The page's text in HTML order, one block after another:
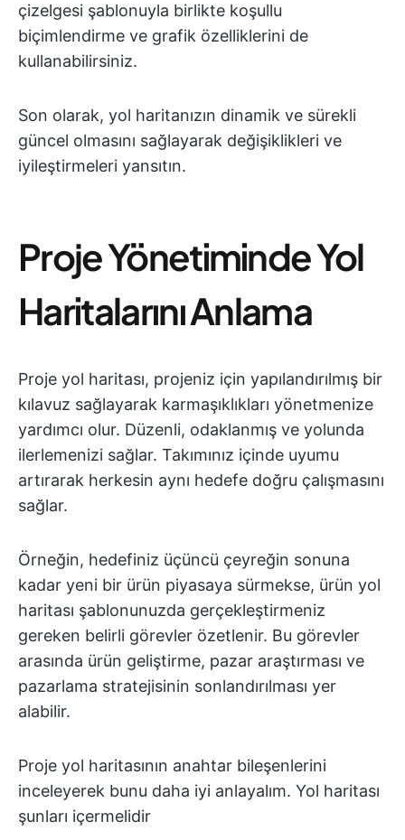
çizelgesi şablonuyla birlikte koşullu
biçimlendirme ve grafik özelliklerini de
kullanabilirsiniz.
Son olarak, yol haritanızın dinamik ve sürekli
güncel olmasını sağlayarak değişiklikleri ve
iyileştirmeleri yansıtın.
Proje Yönetiminde Yol
Haritalarını Anlama
Proje yol haritası, projeniz için yapılandırılmış bir
kılavuz sağlayarak karmaşıklıkları yönetmenize
yardımcı olur. Düzenli, odaklanmış ve yolunda
ilerlemenizi sağlar. Takımınız içinde uyumu
artırarak herkesin aynı hedefe doğru çalışmasını
sağlar.
Örneğin, hedefiniz üçüncü çeyreğin sonuna
kadar yeni bir ürün piyasaya sürmekse, ürün yol
haritası şablonunuzda gerçekleştirmeniz
gereken belirli görevler özetlenir. Bu görevler
arasında ürün geliştirme, pazar araştırması ve
pazarlama stratejisinin sonlandırılması yer
alabilir.
Proje yol haritasının anahtar bileşenlerini
inceleyerek bunu daha iyi anlayalım. Yol haritası
şunları içermelidir